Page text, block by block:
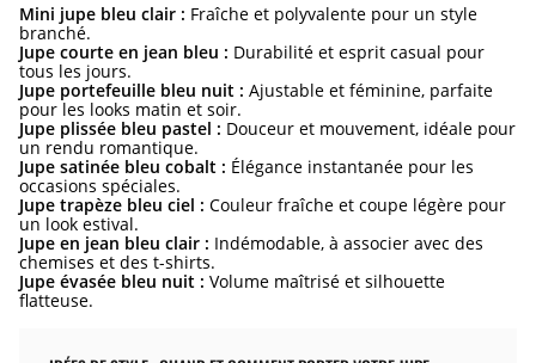
Mini jupe bleu clair : Fraîche et polyvalente pour un style
branché.
Jupe courte en jean bleu : Durabilité et esprit casual pour
tous les jours.
Jupe portefeuille bleu nuit : Ajustable et féminine, parfaite
pour les looks matin et soir.
Jupe plissée bleu pastel : Douceur et mouvement, idéale pour
un rendu romantique.
Jupe satinée bleu cobalt : Élégance instantanée pour les
occasions spéciales.
Jupe trapèze bleu ciel : Couleur fraîche et coupe légère pour
un look estival.
Jupe en jean bleu clair : Indémodable, à associer avec des
chemises et des t-shirts.
Jupe évasée bleu nuit : Volume maîtrisé et silhouette
flatteuse.